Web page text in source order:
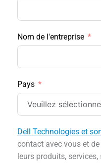
Nom de l'entreprise
Pays
Dell Technologies et
contact avec vous et
leurs produits,